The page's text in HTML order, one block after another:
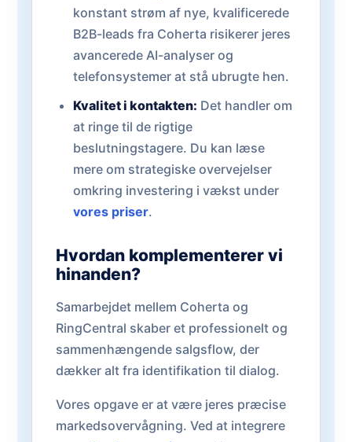
konstant strøm af nye, kvalificerede
B2B-leads fra Coherta risikerer jeres
avancerede AI-analyser og
telefonsystemer at stå ubrugte hen.
Kvalitet i kontakten: Det handler om
at ringe til de rigtige
beslutningstagere. Du kan læse
mere om strategiske overvejelser
omkring investering i vækst under
vores priser.
Hvordan komplementerer vi
hinanden?
Samarbejdet mellem Coherta og
RingCentral skaber et professionelt og
sammenhængende salgsflow, der
dækker alt fra identifikation til dialog.
Vores opgave er at være jeres præcise
markedsovervågning. Ved at integrere